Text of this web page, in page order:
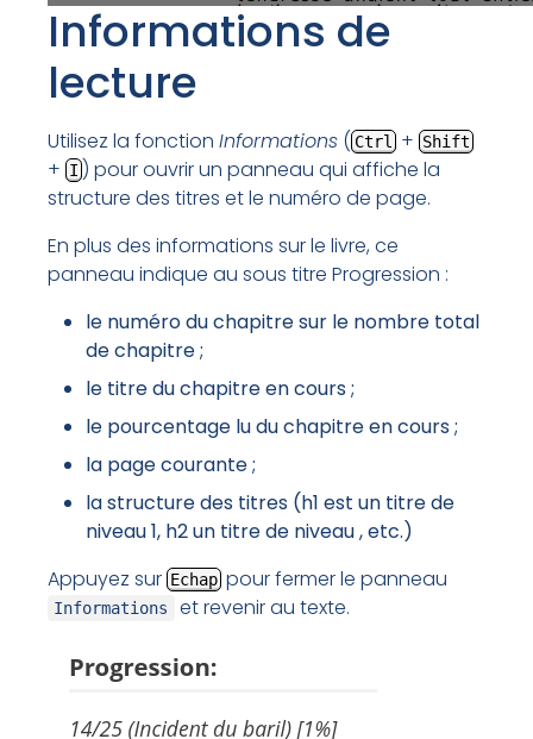
Informations de
lecture
Utilisez la fonction Informations ( Ctrl + Shift
+ I ) pour ouvrir un panneau qui affiche la
structure des titres et le numéro de page.
En plus des informations sur le livre, ce
panneau indique au sous titre Progression :
le numéro du chapitre sur le nombre total
de chapitre ;
le titre du chapitre en cours ;
le pourcentage lu du chapitre en cours ;
la page courante ;
la structure des titres (h1 est un titre de
niveau 1, h2 un titre de niveau , etc.)
Appuyez sur Echap pour fermer le panneau
Informations et revenir au texte.